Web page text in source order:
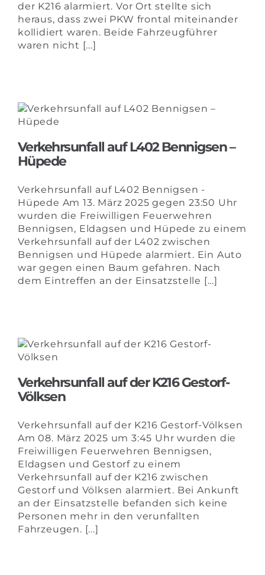
der K216 alarmiert. Vor Ort stellte sich
heraus, dass zwei PKW frontal miteinander
kollidiert waren. Beide Fahrzeugführer
waren nicht [...]
Verkehrsunfall auf L402 Bennigsen –
Hüpede
Verkehrsunfall auf L402 Bennigsen -
Hüpede Am 13. März 2025 gegen 23:50 Uhr
wurden die Freiwilligen Feuerwehren
Bennigsen, Eldagsen und Hüpede zu einem
Verkehrsunfall auf der L402 zwischen
Bennigsen und Hüpede alarmiert. Ein Auto
war gegen einen Baum gefahren. Nach
dem Eintreffen an der Einsatzstelle [...]
Verkehrsunfall auf der K216 Gestorf-
Völksen
Verkehrsunfall auf der K216 Gestorf-Völksen
Am 08. März 2025 um 3:45 Uhr wurden die
Freiwilligen Feuerwehren Bennigsen,
Eldagsen und Gestorf zu einem
Verkehrsunfall auf der K216 zwischen
Gestorf und Völksen alarmiert. Bei Ankunft
an der Einsatzstelle befanden sich keine
Personen mehr in den verunfallten
Fahrzeugen. [...]